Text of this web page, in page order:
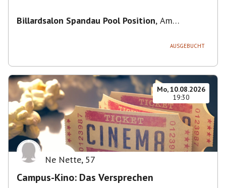
Billardsalon Spandau Pool Position, Am
AUSGEBUCHT
Mo, 10.08.2026
19:30
Ne Nette, 57
Campus-Kino: Das Versprechen